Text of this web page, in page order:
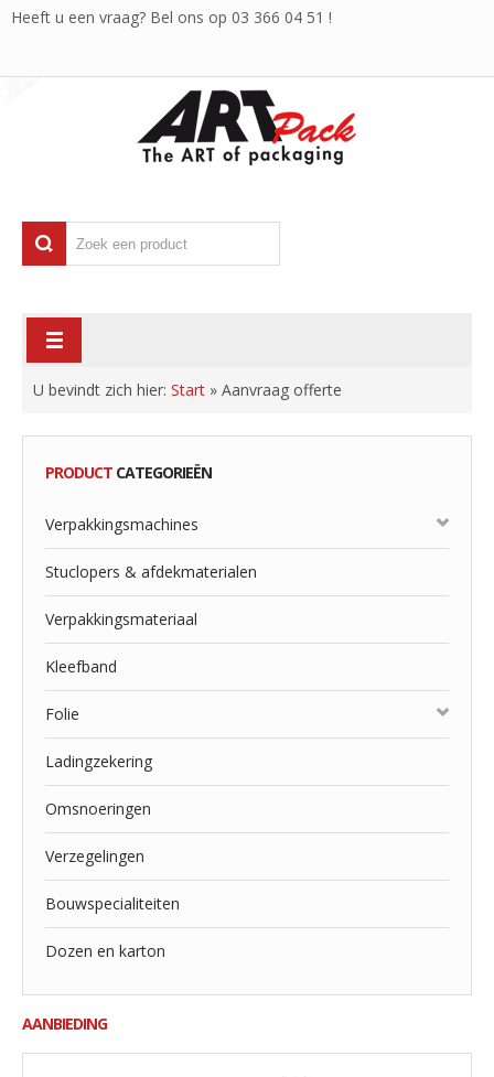
Heeft u een vraag? Bel ons op 03 366 04 51 !
U bevindt zich hier: Start » Aanvraag offerte
PRODUCT CATEGORIEËN
Verpakkingsmachines
Stuclopers & afdekmaterialen
Verpakkingsmateriaal
Kleefband
Folie
Ladingzekering
Omsnoeringen
Verzegelingen
Bouwspecialiteiten
Dozen en karton
AANBIEDING